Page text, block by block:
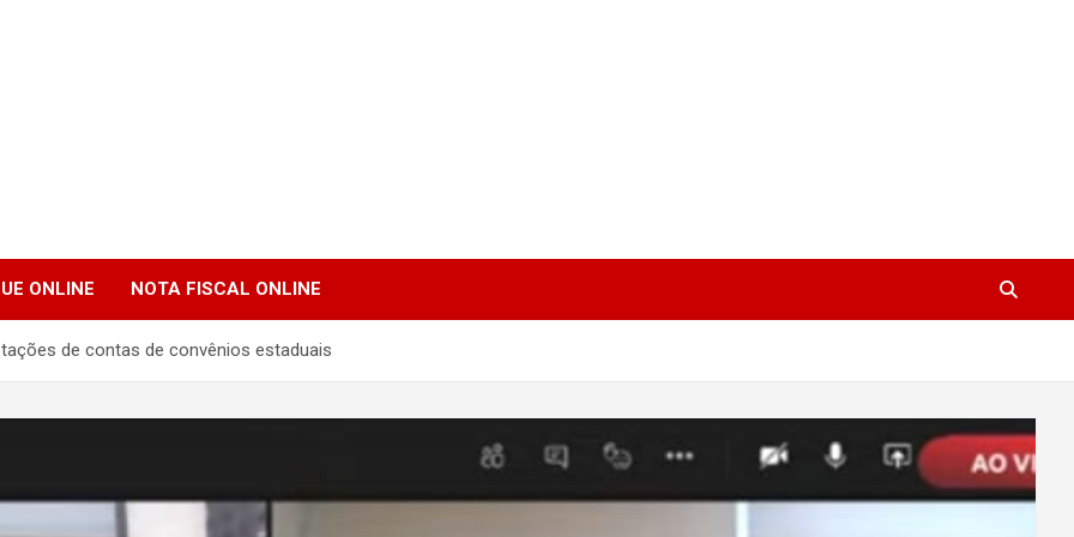
ONLINE NOTA FISCAL ONLINE
de contas de convênios estaduais